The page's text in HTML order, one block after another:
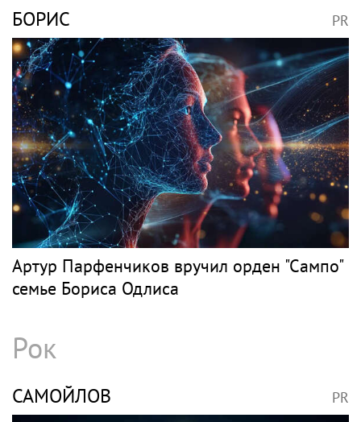
БОРИС PR
Артур Парфенчиков вручил орден "Сампо"
семье Бориса Одлиса
Рок
САМОЙЛОВ PR